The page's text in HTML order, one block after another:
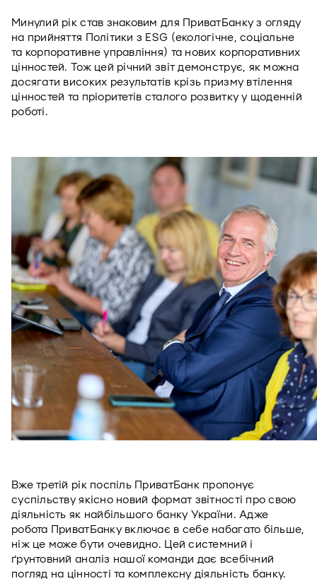
Минулий рік став знаковим для ПриватБанку з огляду
на прийняття Політики з ESG (екологічне, соціальне
та корпоративне управління) та нових корпоративних
цінностей. Тож цей річний звіт демонструє, як можна
досягати високих результатів крізь призму втілення
цінностей та пріоритетів сталого розвитку у щоденній
роботі.
Вже третій рік поспіль ПриватБанк пропонує
суспільству якісно новий формат звітності про свою
діяльність як найбільшого банку України. Адже
робота ПриватБанку включає в себе набагато більше,
ніж це може бути очевидно. Цей системний і
ґрунтовний аналіз нашої команди дає всебічний
погляд на цінності та комплексну діяльність банку.